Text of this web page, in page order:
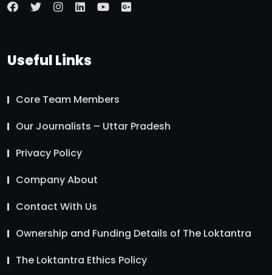
Useful Links
Core Team Members
Our Journalists – Uttar Pradesh
Privacy Policy
Company About
Contact With Us
Ownership and Funding Details of The Loktantra
The Loktantra Ethics Policy